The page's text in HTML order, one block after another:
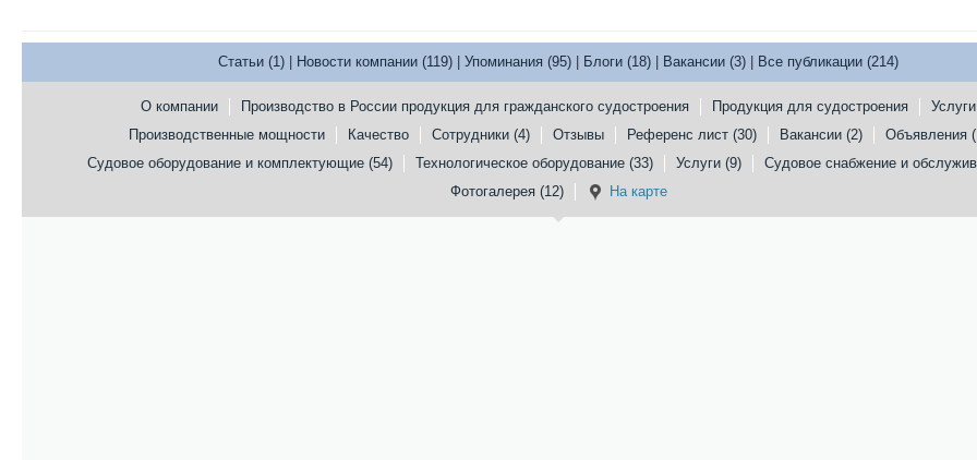
Статьи (1) Новости компании (119) Упоминания (95) Блоги (18) Вакансии (3) Все публикации (214)
О компании Производство в России продукция для гражданского судостроения Продукция для судостроения
Услуги
Производственные мощности
Качество Сотрудники (4) Отзывы Референс лист (30) Вакансии (2)
Объявления
Судовое оборудование и комплектующие (54)
Технологическое оборудование (33) Услуги (9)
Судовое снабжение и
Фотогалерея (12)
На карте